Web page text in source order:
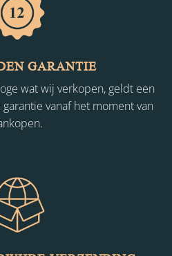
GARANTIE
wat wij verkopen, geldt een
vanaf het moment van